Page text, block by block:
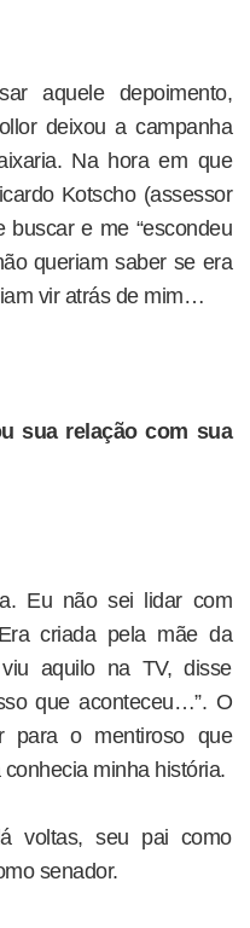
aquele depoimento,
deixou a campanha
Na hora em que
Kotscho (assessor
e me “escondeu
queriam saber se era
vir atrás de mim…
sua relação com sua
Eu não sei lidar com
criada pela mãe da
aquilo na TV, disse
que aconteceu…”. O
para o mentiroso que
minha história.
voltas, seu pai como
senador.